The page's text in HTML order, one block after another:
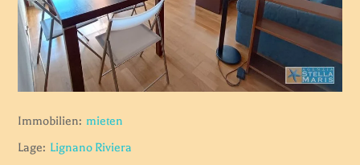
Immobilien: mieten
Lage: Lignano Riviera